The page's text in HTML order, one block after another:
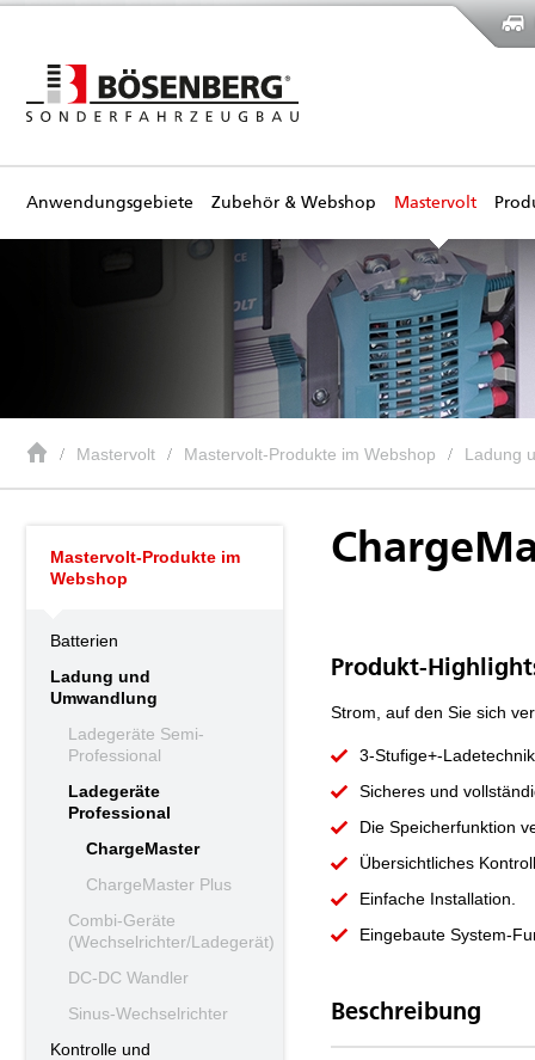
Anwendungsgebiete Zubehör & Webshop Mastervolt
Mastervolt Mastervolt-Produkte im Webshop Ladung
Mastervolt-Produkte im
Webshop
Batterien
Ladung und
Umwandlung
Ladegeräte Semi-
Professional
Ladegeräte
Professional
ChargeMaster
ChargeMaster Plus
Combi-Geräte
(Wechselrichter/Ladegerät)
DC-DC Wandler
Sinus-Wechselrichter
Kontrolle und
Produkt-
Strom, auf den Sie sich
3-Stufige+-
Sicheres und
Die Speicherfunktion
Übersichtliches
Einfache Installation.
Eingebaute System-
Beschreibung